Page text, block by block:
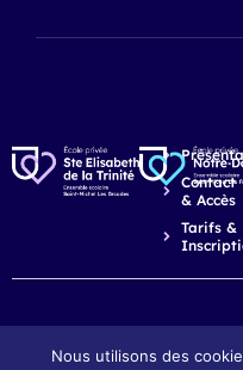
Contact
& Accès
Tarifs &
Nous utilisons des